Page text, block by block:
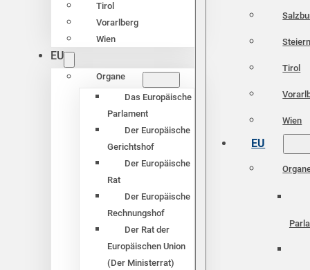
Tirol
Vorarlberg
Wien
EU
Organe
Das Europäische
Parlament
Der Europäische
Gerichtshof
Der Europäische
Rat
Der Europäische
Rechnungshof
Der Rat der
Europäischen Union
(Der Ministerrat)
Tirol
Wien
EU